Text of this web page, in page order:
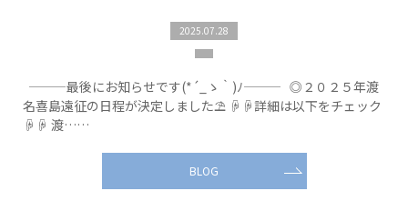
2025.07.28
———最後にお知らせです(*´_ゝ｀)ﾉ——— ◎２０２５年渡
名喜島遠征の日程が決定しました⛱ ☟☟詳細は以下をチェック
☟☟ 渡……
BLOG